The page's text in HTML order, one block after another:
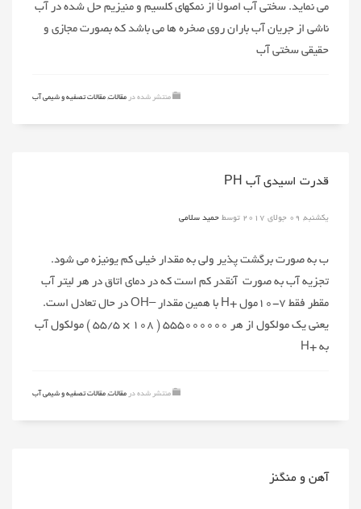
می نماید. سختی آب اصولاً از نمکهای کلسیم و منیزیم حل شده در آب
ناشی از جریان آب باران روی صخره ها می باشد که بصورت مجازی و
حقیقی سختی آب
منتشر شده در مقالات, مقالات تصفیه و شیمی آب
قدرت اسیدی آب PH
یکشنبه, 09 جولای 2017 توسط حمید سلامی
ب به صورت برگشت پذیر ولی به مقدار خیلی کم یونیزه می شود.
تجزیه آب به صورت آنقدر کم است که در دمای اتاق در هر لیتر آب
مقطر فقط ۷-۱۰مول +H با همین مقدار –OH در حال تعادل است.
یعنی یک مولکول از هر ۵۵۵۰۰۰۰۰۰ ( ۱۰۸ × ۵۵/۵ ) مولکول آب
به +H
منتشر شده در مقالات, مقالات تصفیه و شیمی آب
آهن و منگنز